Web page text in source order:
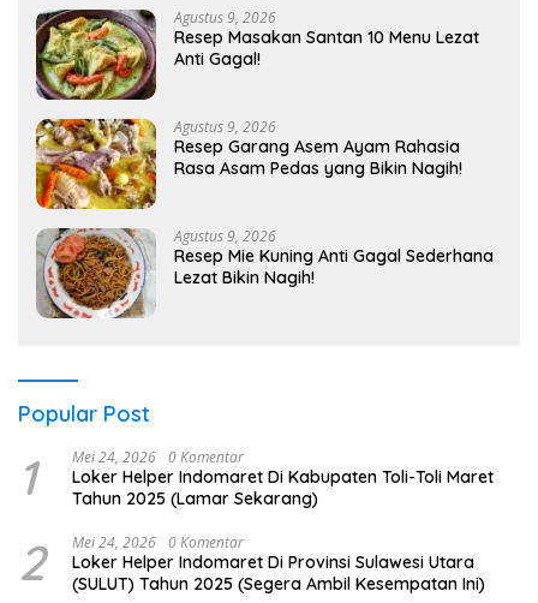
Agustus 9, 2026
Resep Masakan Santan 10 Menu Lezat
Anti Gagal!
Agustus 9, 2026
Resep Garang Asem Ayam Rahasia
Rasa Asam Pedas yang Bikin Nagih!
Agustus 9, 2026
Resep Mie Kuning Anti Gagal Sederhana
Lezat Bikin Nagih!
Popular Post
1 Mei 24, 2026 0 Komentar
Loker Helper Indomaret Di Kabupaten Toli-Toli Maret
Tahun 2025 (Lamar Sekarang)
2 Mei 24, 2026 0 Komentar
Loker Helper Indomaret Di Provinsi Sulawesi Utara
(SULUT) Tahun 2025 (Segera Ambil Kesempatan Ini)